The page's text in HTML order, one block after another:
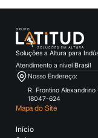
Soluções a Altura para
Atendimento a nível Brasil
Nosso Endereço:
R. Frontino
18047-624
Mapa do Site
Início